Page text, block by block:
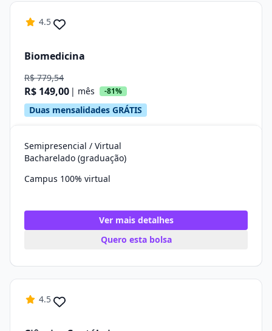
4.5
Biomedicina
R$ 779,54
R$ 149,00 | mês -81%
Duas mensalidades GRÁTIS
Semipresencial / Virtual
Bacharelado (graduação)
Campus 100% virtual
Ver mais detalhes
Quero esta bolsa
4.5